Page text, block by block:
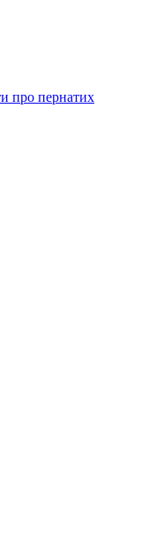
про пернатих